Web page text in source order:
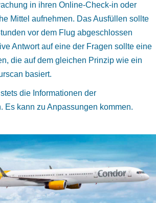
in ihren Online-Check-in oder
Mittel aufnehmen. Das Ausfüllen sollte
vor dem Flug abgeschlossen
Antwort auf eine der Fragen sollte eine
die auf dem gleichen Prinzip wie ein
basiert.
die Informationen der
Es kann zu Anpassungen kommen.